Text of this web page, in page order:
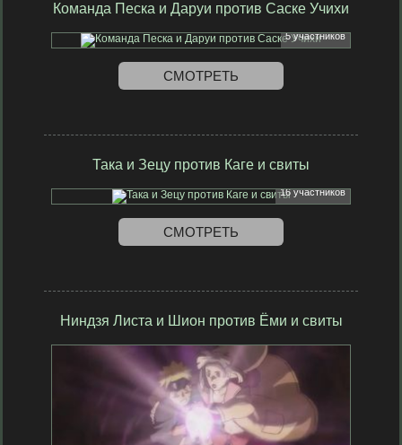
Команда Песка и Даруи против Саске Учихи
5 участников
СМОТРЕТЬ
Така и Зецу против Каге и свиты
16 участников
СМОТРЕТЬ
Ниндзя Листа и Шион против Ёми и свиты